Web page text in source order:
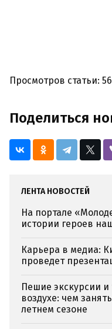
Просмотров статьи:
Поделиться
ЛЕНТА НОВОСТЕЙ
На портале
истории героев
Карьера в медиа:
проведет
Пешие экскурсии
воздухе: чем
летнем сезоне